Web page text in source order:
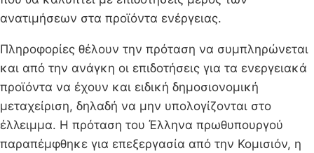
ανατιμήσεων στα προϊόντα ενέργειας.
Πληροφορίες θέλουν την πρόταση να συμπληρώνεται
και από την ανάγκη οι επιδοτήσεις για τα ενεργειακά
προϊόντα να έχουν και ειδική δημοσιονομική
μεταχείριση, δηλαδή να μην υπολογίζονται στο
έλλειμμα. Η πρόταση του Έλληνα πρωθυπουργού
παραπέμφθηκε για επεξεργασία από την Κομισιόν, η